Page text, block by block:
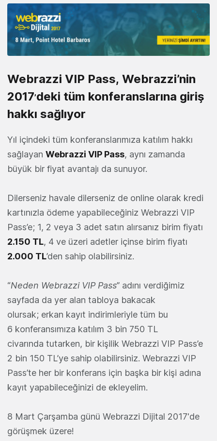
Webrazzi VIP Pass, Webrazzi’nin
2017’deki tüm konferanslarına giriş
hakkı sağlıyor
Yıl içindeki tüm konferanslarımıza katılım hakkı
sağlayan Webrazzi VIP Pass, aynı zamanda
büyük bir fiyat avantajı da sunuyor.
Dilerseniz havale dilerseniz de online olarak kredi
kartınızla ödeme yapabileceğiniz Webrazzi VIP
Pass’e; 1, 2 veya 3 adet satın alırsanız birim fiyatı
2.150 TL, 4 ve üzeri adetler içinse birim fiyatı
2.000 TL’den sahip olabilirsiniz.
“Neden Webrazzi VIP Pass” adını verdiğimiz
sayfada da yer alan tabloya bakacak
olursak; erkan kayıt indirimleriyle tüm bu
6 konferansımıza katılım 3 bin 750 TL
civarında tutarken, bir kişilik Webrazzi VIP Pass’e
2 bin 150 TL’ye sahip olabilirsiniz. Webrazzi VIP
Pass’te her bir konferans için başka bir kişi adına
kayıt yapabileceğinizi de ekleyelim.
8 Mart Çarşamba günü Webrazzi Dijital 2017'de
görüşmek üzere!